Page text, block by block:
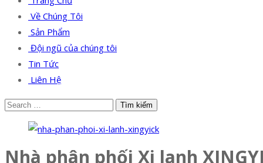
Về Chúng Tôi
Sản Phẩm
Đội ngũ của chúng tôi
Tin Tức
Liên Hệ
Nhà phân phối Xi lanh